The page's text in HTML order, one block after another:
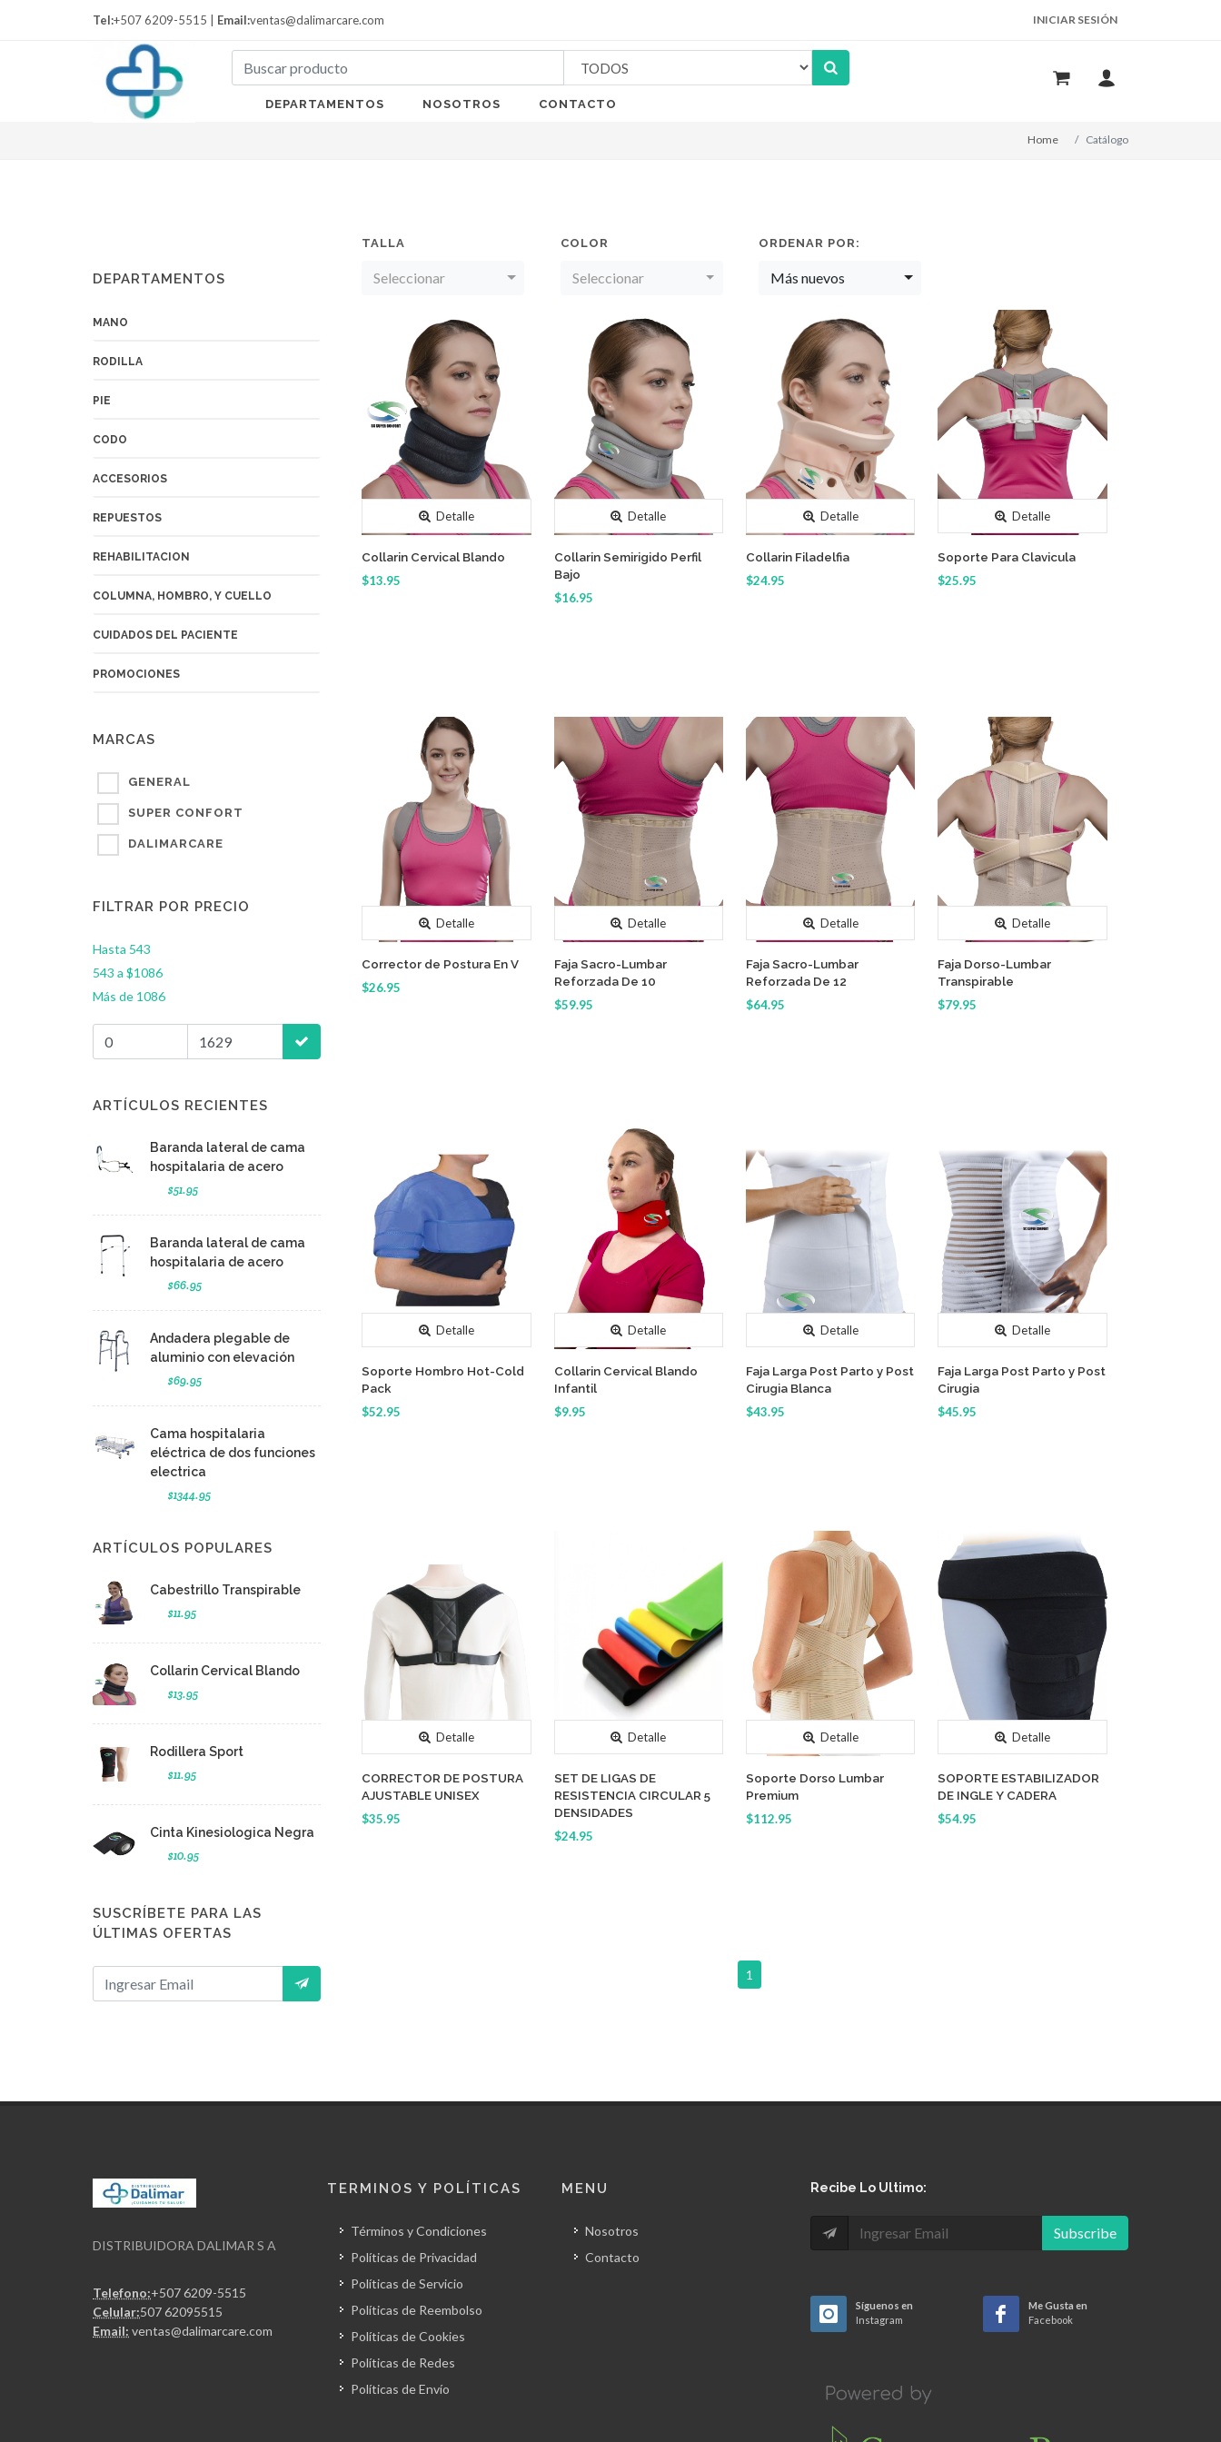
Tel:+507 6209-5515 | Email:ventas@dalimarcare.com INICIAR SESIÓN
DEPARTAMENTOS NOSOTROS CONTACTO
Home Catálogo
TALLA
Seleccionar
COLOR
Seleccionar
ORDENAR POR:
Más nuevos
Detalle
Collarin Cervical Blando
$13.95
Detalle
Collarin Semirigido Perfil
Bajo
$16.95
Detalle
Collarin Filadelfia
$24.95
Detalle
Soporte Para Clavicula
$25.95
Detalle
Corrector de Postura En V
$26.95
Detalle
Faja Sacro-Lumbar
Reforzada De 10
$59.95
Detalle
Faja Sacro-Lumbar
Reforzada De 12
$64.95
Detalle
Faja Dorso-Lumbar
Transpirable
$79.95
Detalle
Soporte Hombro Hot-Cold
Pack
$52.95
Detalle
Collarin Cervical Blando
Infantil
$9.95
Detalle
Faja Larga Post Parto y Post
Cirugia Blanca
$43.95
Detalle
Faja Larga Post Parto y Post
Cirugia
$45.95
Detalle
CORRECTOR DE POSTURA
AJUSTABLE UNISEX
$35.95
Detalle
SET DE LIGAS DE
RESISTENCIA CIRCULAR 5
DENSIDADES
$24.95
Detalle
Soporte Dorso Lumbar
Premium
$112.95
Detalle
SOPORTE ESTABILIZADOR
DE INGLE Y CADERA
$54.95
1
DEPARTAMENTOS
MANO
RODILLA
PIE
CODO
ACCESORIOS
REPUESTOS
REHABILITACION
COLUMNA, HOMBRO, Y CUELLO
CUIDADOS DEL PACIENTE
PROMOCIONES
MARCAS
GENERAL
SUPER CONFORT
DALIMARCARE
FILTRAR POR PRECIO
Hasta 543
543 a $1086
Más de 1086
ARTÍCULOS RECIENTES
Baranda lateral de cama
hospitalaria de acero
$51.95
Baranda lateral de cama
hospitalaria de acero
$66.95
Andadera plegable de
aluminio con elevación
$69.95
Cama hospitalaria
eléctrica de dos funciones
electrica
$1344.95
ARTÍCULOS POPULARES
Cabestrillo Transpirable
$11.95
Collarin Cervical Blando
$13.95
Rodillera Sport
$11.95
Cinta Kinesiologica Negra
$10.95
SUSCRÍBETE PARA LAS
ÚLTIMAS OFERTAS
DISTRIBUIDORA DALIMAR S A
Telefono:+507 6209-5515
Celular:507 62095515
Email: ventas@dalimarcare.com
TERMINOS Y POLÍTICAS
Términos y Condiciones
Políticas de Privacidad
Políticas de Servicio
Políticas de Reembolso
Políticas de Cookies
Políticas de Redes
Políticas de Envío
MENU
Nosotros
Contacto
Recibe Lo Ultimo:
Subscribe
Síguenos en
Instagram
Me Gusta en
Facebook